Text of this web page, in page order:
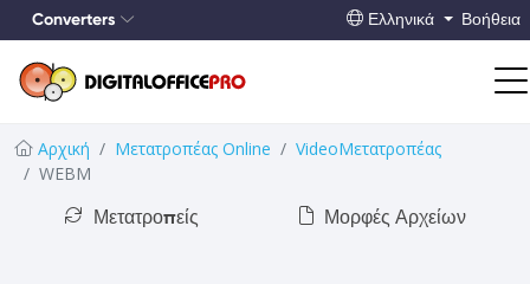
Converters Ελληνικά Βοήθεια
Αρχική Μετατροπέας Online
VideoΜετατροπέας
WEBM
Μετατροπείς
Μορφές Αρχείων